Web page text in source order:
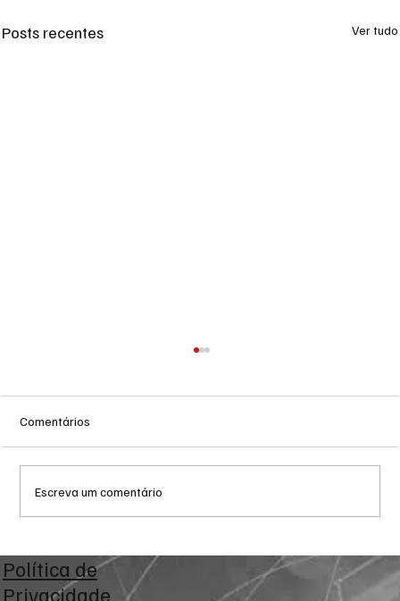
Posts recentes Ver tudo
Eleições 2026: PDT-MS define alianças
majoritárias e oficializa nominatas para a
Câmara e Assembleia
Comentários
Escreva um comentário
Política de
Privacidade